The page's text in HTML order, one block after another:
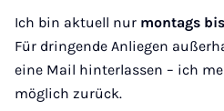
Ich bin aktuell nur montags
Für dringende Anliegen
eine Mail hinterlassen – ich
möglich zurück.